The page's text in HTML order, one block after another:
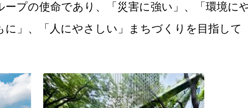
ープの使命であり、「災害に強い」、「環境に
に」、「人にやさしい」まちづくりを目指して